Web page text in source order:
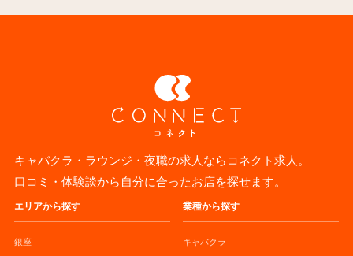
キャバクラ・ラウンジ・夜職の求人ならコネクト求人。
口コミ・体験談から自分に合ったお店を探せます。
エリアから探す
銀座
業種から探す
キャバクラ